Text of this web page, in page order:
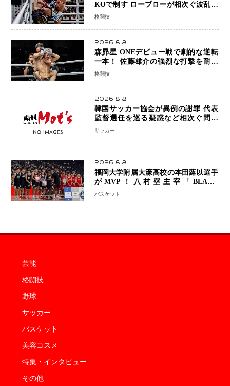
KOで制す ローブローが相次ぐ波乱の
展開…涙の勝利「生まれてくる娘のた
格闘技
2026.8.8
森昴星 ONEデビュー戦で劇的な逆転
一本！ 佐藤雄介の強烈な打撃を耐え
抜き、リアネイキッドチョークで勝利
格闘技
2026.8.8
韓国サッカー協会が異例の謝罪 代表
監督選任を巡る疑惑など相次ぐ問題
「組織の刷新」誓う
サッカー
2026.8.8
福岡大学附属大濠高校の本田蕗以選手
がMVP！八村塁主宰「BLACK
SAMURAI SUMMIT 2026」で存在
なった」
バスケット
芸能
格闘技
野球
サッカー
バスケット
美容コスメ
特集・インタビュー
その他